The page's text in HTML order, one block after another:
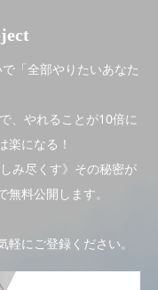
「全部やりたいあなた
、やれることが10倍に
楽になる！
み尽くす》その秘密が
料公開します。
にご登録ください。